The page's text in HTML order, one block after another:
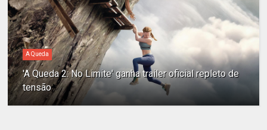
A Queda
'A Queda 2: No Limite' ganha trailer oficial repleto de
tensão